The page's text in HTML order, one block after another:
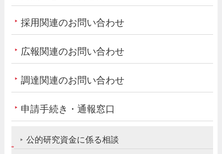
採用関連のお問い合わせ
広報関連のお問い合わせ
調達関連のお問い合わせ
申請手続き・通報窓口
公的研究資金に係る相談